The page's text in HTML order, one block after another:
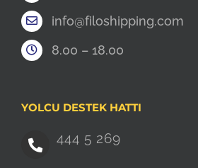
info@filoshipping.com
8.00 – 18.00
YOLCU DESTEK HATTI
444 5 269